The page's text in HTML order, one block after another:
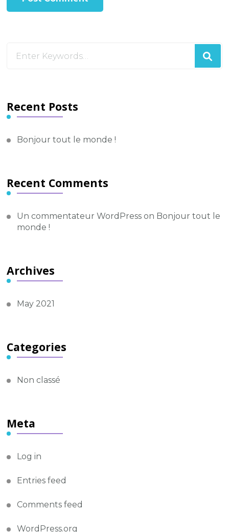
Recent Posts
Bonjour tout le monde !
Recent Comments
Un commentateur WordPress on Bonjour tout le
monde !
Archives
May 2021
Categories
Non classé
Meta
Log in
Entries feed
Comments feed
WordPress.org